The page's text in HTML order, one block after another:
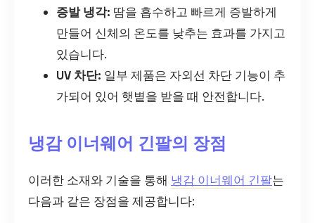
증발 냉각: 땀을 흡수하고 빠르게 증발하게
만들어 신체의 온도를 낮추는 효과를 가지고
있습니다.
UV 차단: 일부 제품은 자외선 차단 기능이 추
가되어 있어 햇볕을 받을 때 안전합니다.
냉감 이너웨어 긴팔의 장점
이러한 소재와 기술을 통해 냉감 이너웨어 긴팔는
다음과 같은 장점을 제공합니다: